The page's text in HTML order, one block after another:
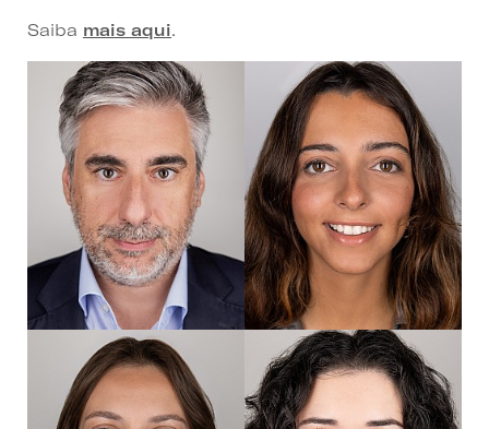
Saiba mais aqui.